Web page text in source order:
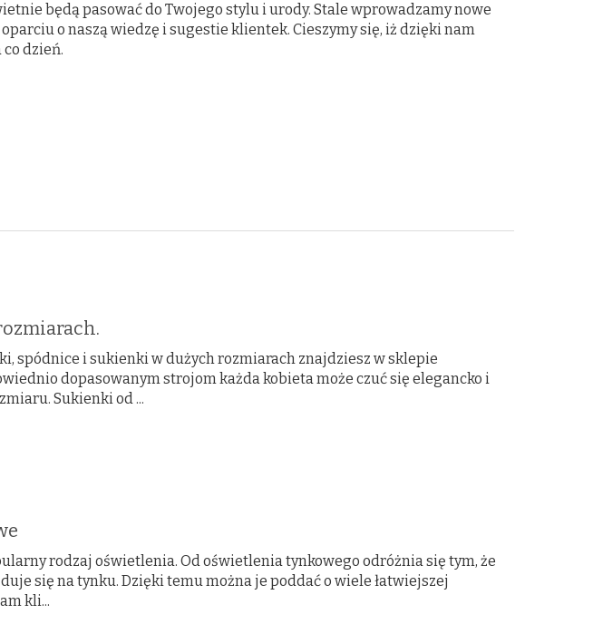
będą pasować do Twojego stylu i urody. Stale wprowadzamy nowe
o naszą wiedzę i sugestie klientek. Cieszymy się, iż dzięki nam
dzień.
spódnice i sukienki w dużych rozmiarach znajdziesz w sklepie
dopasowanym strojom każda kobieta może czuć się elegancko i
Sukienki od ...
rodzaj oświetlenia. Od oświetlenia tynkowego odróżnia się tym, że
się na tynku. Dzięki temu można je poddać o wiele łatwiejszej
kli...